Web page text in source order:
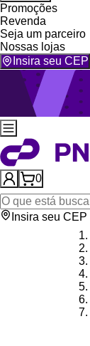
Promoções
Revenda
Seja um parceiro
Nossas lojas
Insira seu CEP
0
Insira seu CEP